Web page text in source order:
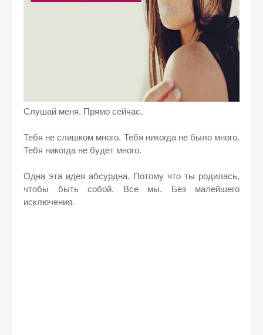
Слушай меня. Прямо сейчас.
Тебя не слишком много. Тебя никогда не было много.
Тебя никогда не будет много.
Одна эта идея абсурдна. Потому что ты родилась,
чтобы быть собой. Все мы. Без малейшего
исключения.